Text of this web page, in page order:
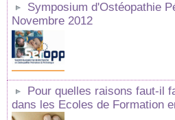
Symposium d'Ostéopathie
Novembre 2012
Pour quelles raisons faut-il
dans les Ecoles de Formation